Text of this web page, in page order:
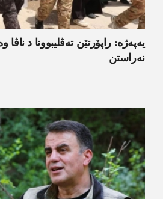
یەپەژە: راپۆرتێن تەڤلیبوونا د ناڤا
نەراستن